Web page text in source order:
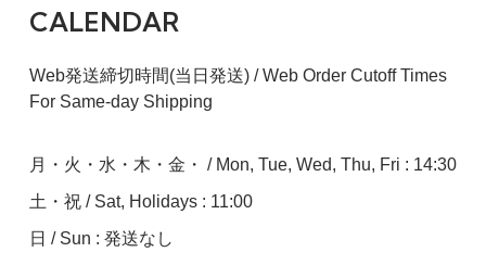
CALENDAR
Web発送締切時間(当日発送) / Web Order Cutoff Times
For Same-day Shipping
月・火・水・木・金・ / Mon, Tue, Wed, Thu, Fri : 14:30
土・祝 / Sat, Holidays : 11:00
日 / Sun : 発送なし